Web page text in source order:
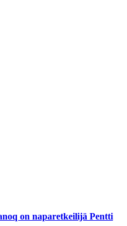
on naparetkeilijä Pentti